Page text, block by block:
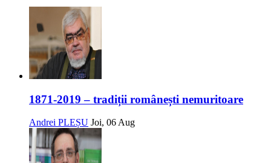
1871-2019 – tradiții românești nemuritoare
Andrei PLEȘU Joi, 06 Aug